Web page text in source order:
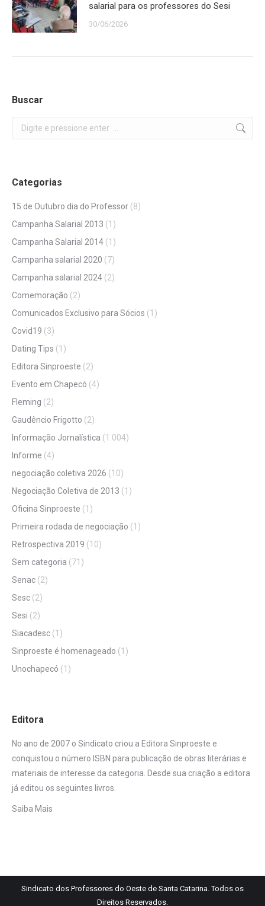
salarial para os professores do Sesi
30/06/2026
Buscar
Search:
Categorias
15 de Outubro dia do Professor (8)
Campanha Salarial 2013 (1)
Campanha Salarial 2014 (1)
Campanha salarial 2020 (7)
Campanha salarial 2024 (2)
Comemoração (2)
Comunicados Exclusivo para Sócios (1)
Covid19 (3)
Dating Tips (1)
Editora Sinproeste (2)
Evento em Chapecó (4)
Fleming (2)
Gaudêncio Frigotto (2)
Informação Jornalística (1.004)
Informe (4)
negociação coletiva 2026 (10)
Negociação Coletiva de 2013 (1)
Oficina Sinproeste (1)
Primeira rodada de negociação (1)
Retrospectiva 2019 (10)
Sem categoria (71)
Senac (2)
Sesc (2)
Sesi (2)
Siacadesc (1)
Sinproeste é homenageado (1)
Unochapecó (1)
Editora
No ano de 2007 o Sindicato criou a Editora Sinproeste e
conquistou o número ISBN para publicação de obras literárias e
materiais de interesse da categoria. Desde sua criação a editora
já editou os seguintes livros.
Saiba Mais
Sindicato dos Professores do Oeste de Santa Catarina. Todos os
Direitos Reservados.